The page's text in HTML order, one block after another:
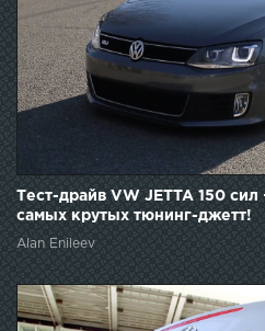
Тест-драйв VW JETTA 150 сил
самых крутых тюнинг-джетт!
Alan Enileev